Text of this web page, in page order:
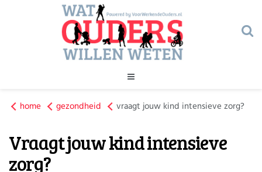
Gezondheid
Kinderopvang
Onderwijs
Onderwijs
home gezondheid vraagt jouw kind intensieve zorg?
Vraagt jouw kind intensieve
zorg?